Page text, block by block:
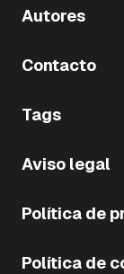
Autores
Contacto
Tags
Aviso legal
Política de
Política de